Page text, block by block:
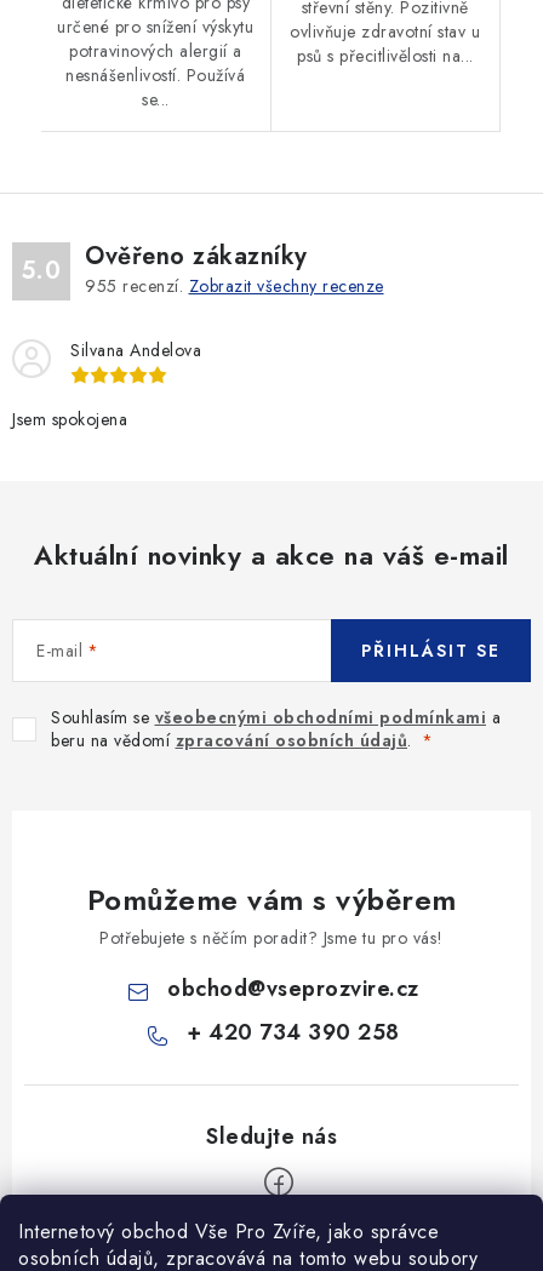
Internetový obchod Vše Pro Zvíře, jako správce
osobních údajů, zpracovává na tomto webu soubory
určené pro snížení výskytu
potravinových alergií a
nesnášenlivostí. Používá
se...
střevní stěny. Pozitivně
ovlivňuje zdravotní stav u
psů s přecitlivělosti na...
5.0 Ověřeno zákazníky
955 recenzí. Zobrazit všechny recenze
Silvana Andelova
Jsem spokojena
Aktuální novinky a akce na váš e-mail
E-mail
Souhlasím se všeobecnými obchodními podmínkami a
beru na vědomí zpracování osobních údajů.
PŘIHLÁSIT SE
Pomůžeme vám s výběrem
Potřebujete s něčím poradit? Jsme tu pro vás!
obchod@vseprozvire.cz
+ 420 734 390 258